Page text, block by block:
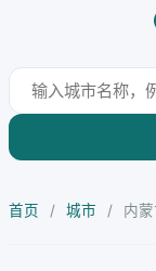
首页 / 城市 / 内